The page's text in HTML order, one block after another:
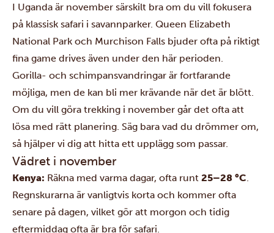
I Uganda är november särskilt bra om du vill fokusera
på klassisk safari i savannparker. Queen Elizabeth
National Park och Murchison Falls bjuder ofta på riktigt
fina game drives även under den här perioden.
Gorilla- och schimpansvandringar är fortfarande
möjliga, men de kan bli mer krävande när det är blött.
Om du vill göra trekking i november går det ofta att
lösa med rätt planering. Säg bara vad du drömmer om,
så hjälper vi dig att hitta ett upplägg som passar.
Vädret i november
Kenya: Räkna med varma dagar, ofta runt 25–28 °C.
Regnskurarna är vanligtvis korta och kommer ofta
senare på dagen, vilket gör att morgon och tidig
eftermiddag ofta är bra för safari.